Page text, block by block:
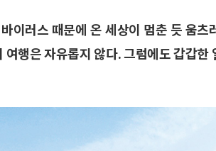
이러스 때문에 온 세상이 멈춘 듯 움
여행은 자유롭지 않다. 그럼에도 갑갑